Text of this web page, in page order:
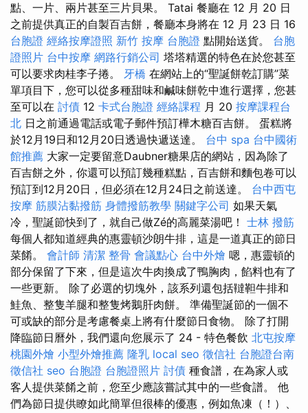
點、一片、兩片甚至三片貝果。 Tatai 餐廳在 12 月 20 日
之前提供真正的自製百吉餅，餐廳本身將在 12 月 23 日 16
台胞證 經絡按摩證照 新竹 按摩 台胞證 點開始送貨。 台胞
證照片 台中按摩 網路行銷公司 塔塔精選的特色在於您甚至
可以要求肉桂李子捲。 牙橋 在網站上的“聖誕餅乾訂購”菜
單項目下，您可以從多種甜味和鹹味餅乾中進行選擇，您甚
至可以在 討債 12 卡式台胞證 經絡課程 月 20 按摩課程台
北 日之前通過電話或電子郵件預訂樺木糖百吉餅。 蛋糕將
於12月19日和12月20日透過快遞送達。 台中 spa 台中國術
館推薦 大家一定要留意Daubner糖果店的網站，因為除了
百吉餅之外，你還可以預訂幾種糕點，百吉餅和麵包卷可以
預訂到12月20日，但必須在12月24日之前送達。 台中西屯
按摩 筋膜沾黏撥筋 身體撥筋教學 關鍵字公司 如果天氣
冷，聖誕節快到了，就自己做Zé的高麗菜湯吧！ 士林 撥筋
每個人都知道經典的惠靈頓沙朗牛排，這是一道真正的節日
菜餚。 會計師 清潔 整骨 會議點心 台中外燴 嗯，惠靈頓的
部分保留了下來，但是這次牛肉換成了鴨胸肉，餡料也有了
一些更新。 除了必選的切塊外，該系列還包括韃靼牛排和
鮭魚、整隻羊腿和整隻烤鵝肝肉餅。 準備聖誕節的一個不
可或缺的部分是考慮餐桌上將有什麼節日食物。 除了打開
降臨節日曆外，我們還向您展示了 24 - 特色餐飲 北屯按摩
桃園外燴 小型外燴推薦 隆乳 local seo 徵信社 台胞證台南
徵信社 seo 台胞證 台胞證照片 討債 種食譜，在為家人或
客人提供菜餚之前，您至少應該嘗試其中的一些食譜。 他
們為節日提供瞭如此簡單但很棒的優惠，例如魚凍（！）、